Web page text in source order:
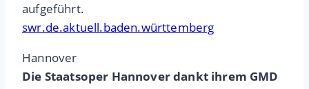
aufgeführt.
swr.de.aktuell.baden.württemberg
Hannover
Die Staatsoper Hannover dankt ihrem GMD